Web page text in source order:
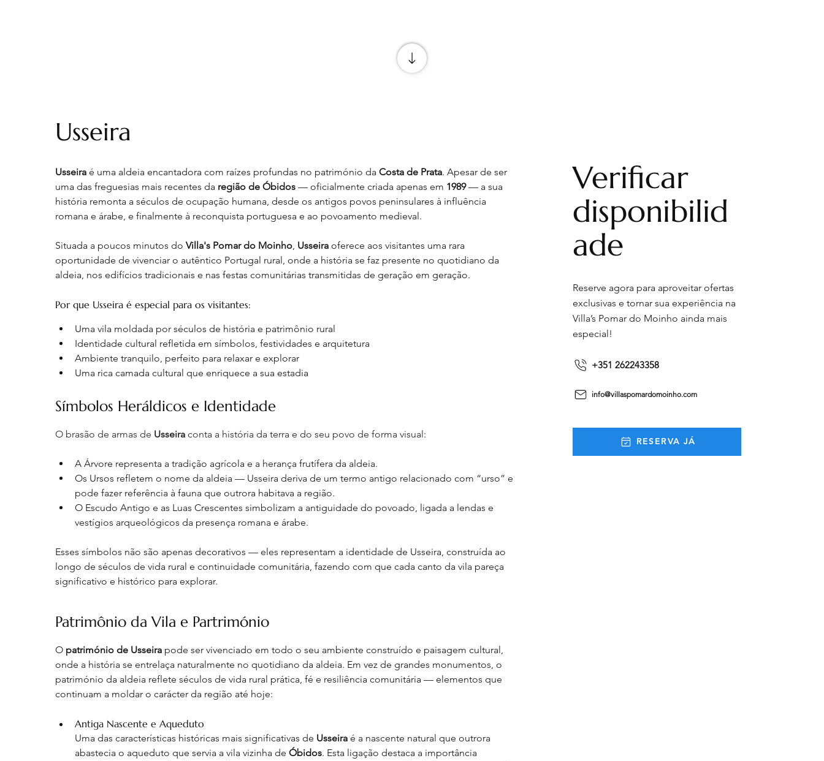
Usseira
Usseira é uma aldeia encantadora com raízes profundas no património da Costa de Prata. Apesar de ser
uma das freguesias mais recentes da região de Óbidos — oficialmente criada apenas em 1989 — a sua
história remonta a séculos de ocupação humana, desde os antigos povos peninsulares à influência
romana e árabe, e finalmente à reconquista portuguesa e ao povoamento medieval.
Situada a poucos minutos do Villa's Pomar do Moinho, Usseira oferece aos visitantes uma rara
oportunidade de vivenciar o autêntico Portugal rural, onde a história se faz presente no quotidiano da
aldeia, nos edifícios tradicionais e nas festas comunitárias transmitidas de geração em geração.
Por que Usseira é especial para os visitantes:
Uma vila moldada por séculos de história e patrimônio rural
Identidade cultural refletida em símbolos, festividades e arquitetura
Ambiente tranquilo, perfeito para relaxar e explorar
Uma rica camada cultural que enriquece a sua estadia
Símbolos Heráldicos e Identidade
O brasão de armas de Usseira conta a história da terra e do seu povo de forma visual:
A Árvore representa a tradição agrícola e a herança frutífera da aldeia.
Os Ursos refletem o nome da aldeia — Usseira deriva de um termo antigo relacionado com “urso” e
pode fazer referência à fauna que outrora habitava a região.
O Escudo Antigo e as Luas Crescentes simbolizam a antiguidade do povoado, ligada a lendas e
vestígios arqueológicos da presença romana e árabe.
Esses símbolos não são apenas decorativos — eles representam a identidade de Usseira, construída ao
longo de séculos de vida rural e continuidade comunitária, fazendo com que cada canto da vila pareça
significativo e histórico para explorar.
Patrimônio da Vila e Partrimónio
O património de Usseira pode ser vivenciado em todo o seu ambiente construído e paisagem cultural,
onde a história se entrelaça naturalmente no quotidiano da aldeia. Em vez de grandes monumentos, o
património da aldeia reflete séculos de vida rural prática, fé e resiliência comunitária — elementos que
continuam a moldar o carácter da região até hoje:
Antiga Nascente e Aqueduto
Uma das características históricas mais significativas de Usseira é a nascente natural que outrora
abastecia o aqueduto que servia a vila vizinha de Óbidos. Esta ligação destaca a importância
Verificar
disponibilid
ade
Reserve agora para aproveitar ofertas
exclusivas e tornar sua experiência na
Villa’s Pomar do Moinho ainda mais
especial!
+351 262243358
info@villaspomardomoinho.com
RESERVA JÁ